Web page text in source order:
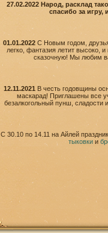
27.02.2022 Народ, расклад
спасибо за игру,
01.01.2022 С Новым годом,
легко, фантазия летит высоко,
сказочную! Мы любим
12.11.2021
В честь годовщины
маскарад! Приглашены все
безалкогольный пунш, сладости
С 30.10 по 14.11 на Айлей
тыковкии